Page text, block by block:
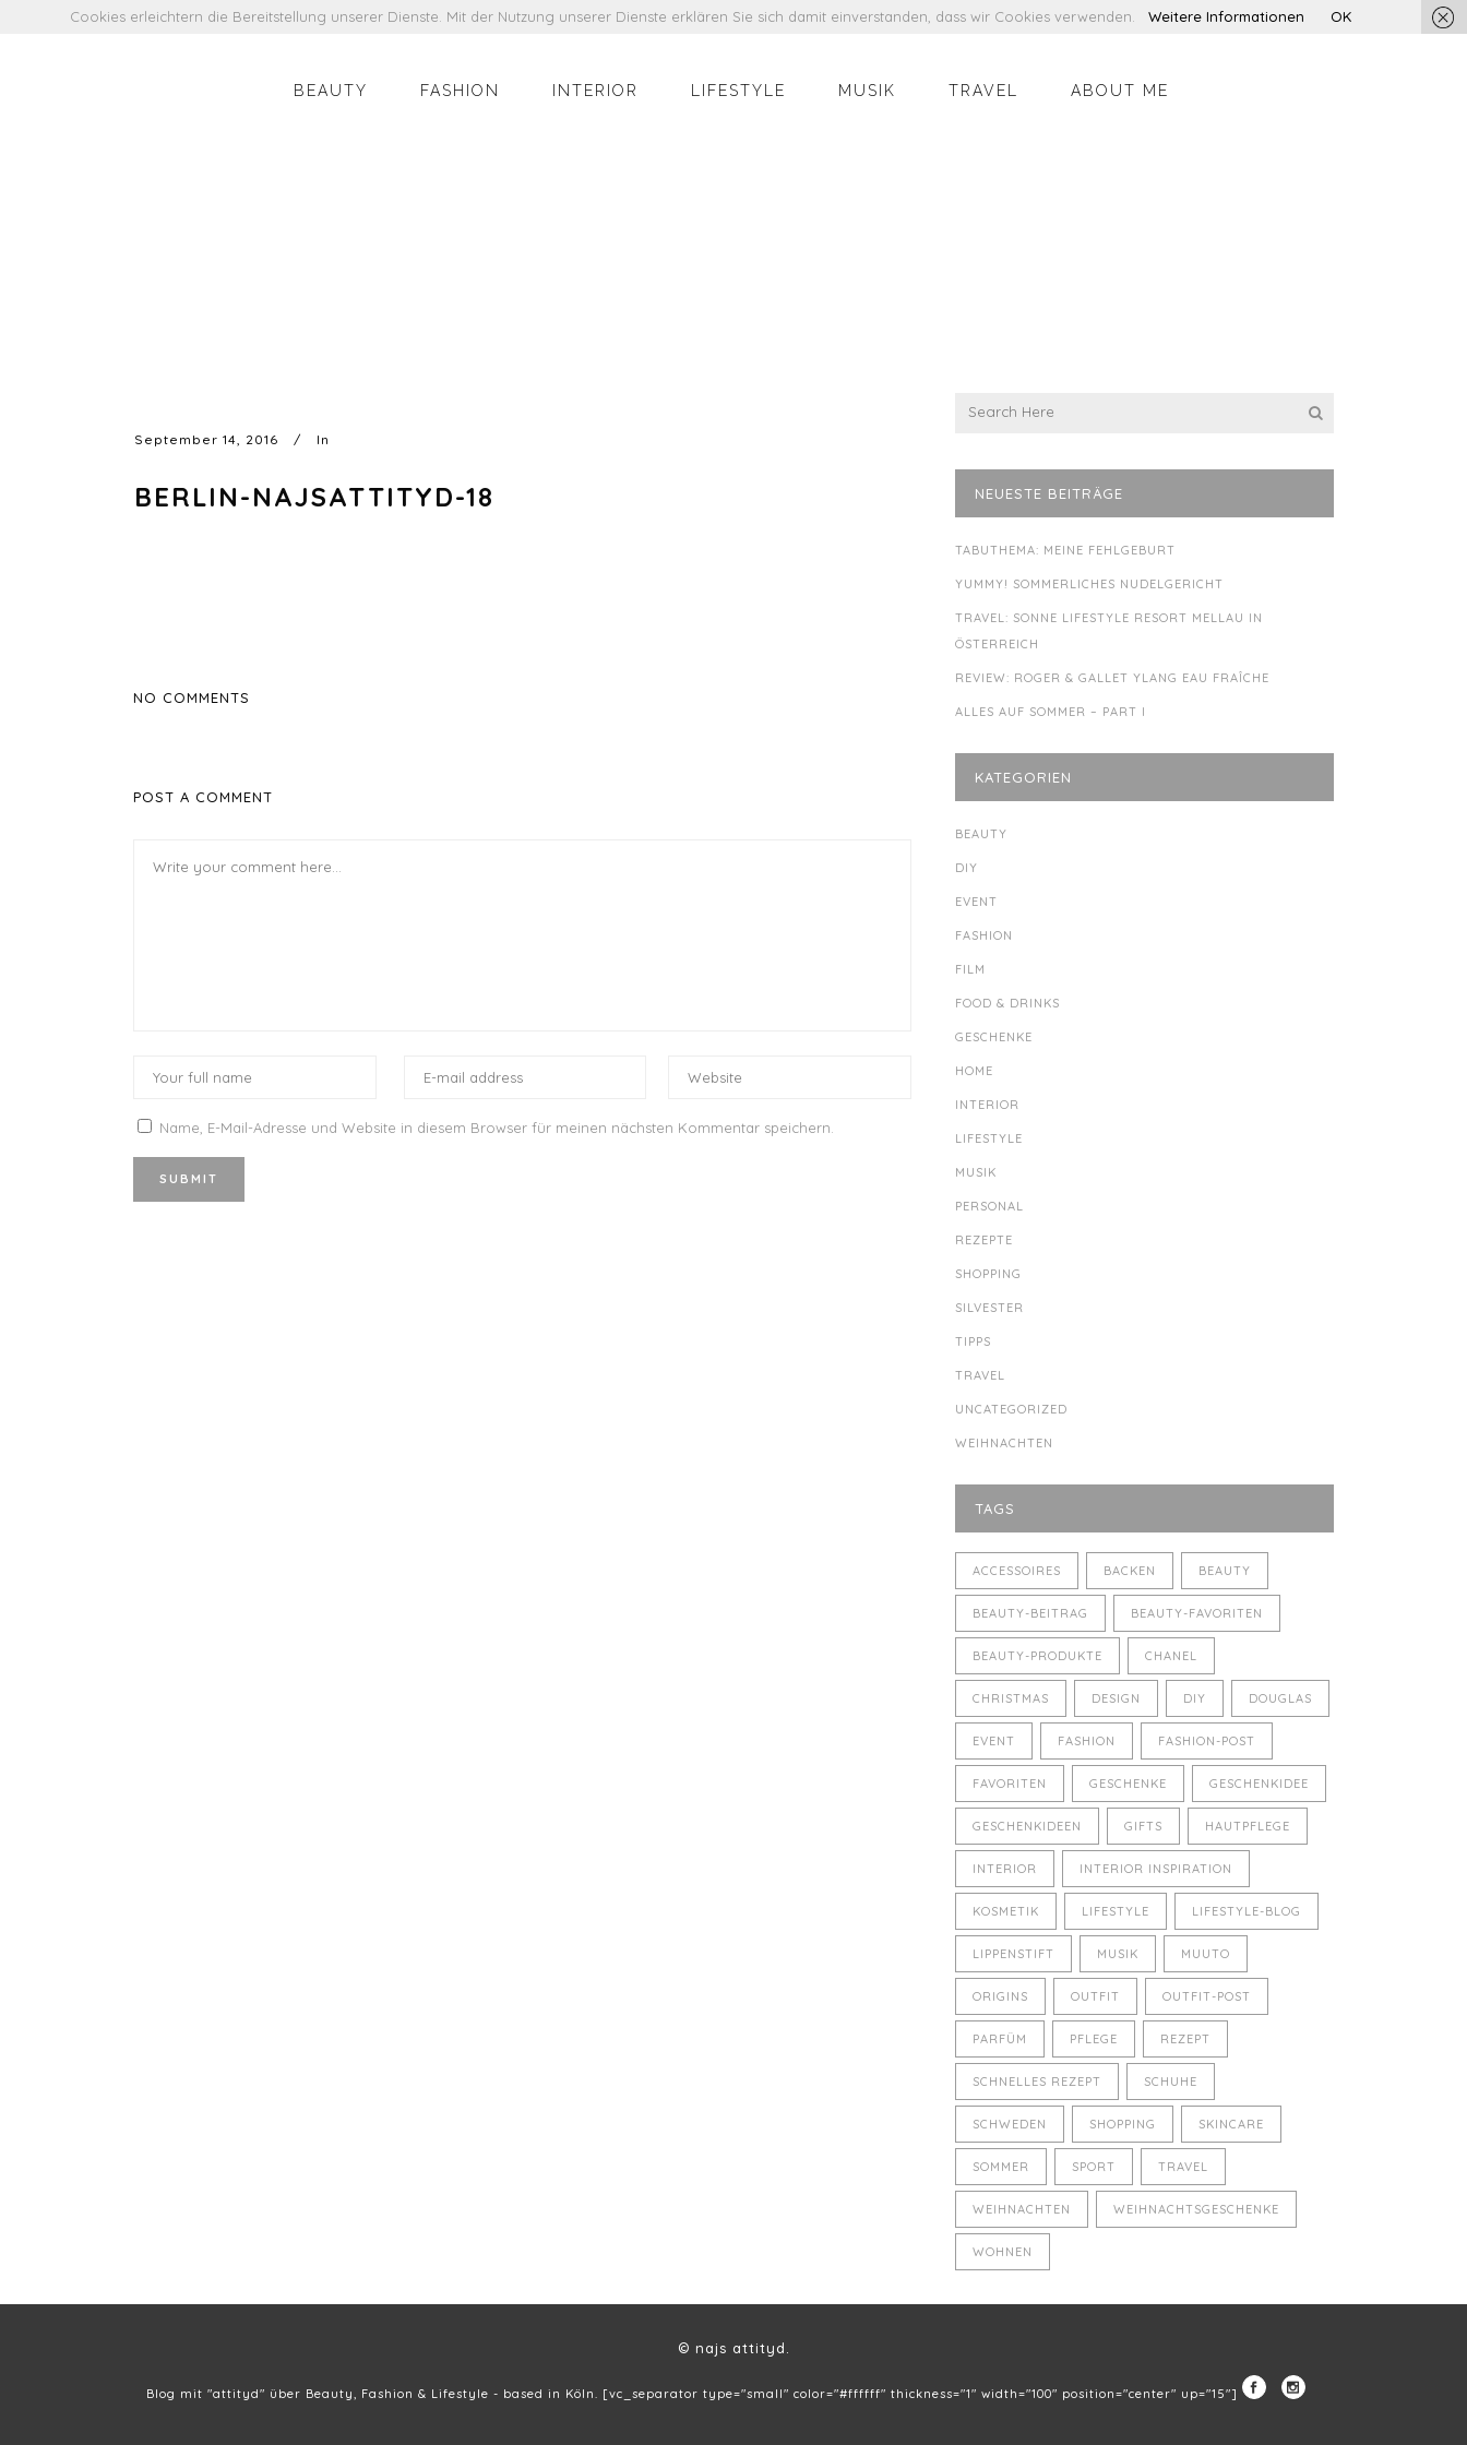
BEAUTY FASHION INTERIOR LIFESTYLE MUSIK TRAVEL ABOUT ME
September 14, 2016 In
BERLIN-NAJSATTITYD-18
NO COMMENTS
POST A COMMENT
Name, E-Mail-Adresse und Website in diesem Browser für meinen nächsten Kommentar speichern.
NEUESTE BEITRÄGE
TABUTHEMA: MEINE FEHLGEBURT
YUMMY! SOMMERLICHES NUDELGERICHT
TRAVEL: SONNE LIFESTYLE RESORT MELLAU IN
ÖSTERREICH
REVIEW: ROGER & GALLET YLANG EAU FRAÎCHE
ALLES AUF SOMMER – PART I
KATEGORIEN
BEAUTY
DIY
EVENT
FASHION
FILM
FOOD & DRINKS
GESCHENKE
HOME
INTERIOR
LIFESTYLE
MUSIK
PERSONAL
REZEPTE
SHOPPING
SILVESTER
TIPPS
TRAVEL
UNCATEGORIZED
WEIHNACHTEN
TAGS
ACCESSOIRES BACKEN BEAUTY
BEAUTY-BEITRAG BEAUTY-FAVORITEN
BEAUTY-PRODUKTE CHANEL
CHRISTMAS DESIGN DIY DOUGLAS
EVENT FASHION FASHION-POST
FAVORITEN GESCHENKE GESCHENKIDEE
GESCHENKIDEEN GIFTS HAUTPFLEGE
INTERIOR INTERIOR INSPIRATION
KOSMETIK LIFESTYLE LIFESTYLE-BLOG
LIPPENSTIFT MUSIK MUUTO
ORIGINS OUTFIT OUTFIT-POST
PARFÜM PFLEGE REZEPT
SCHNELLES REZEPT SCHUHE
SCHWEDEN SHOPPING SKINCARE
SOMMER SPORT TRAVEL
WEIHNACHTEN WEIHNACHTSGESCHENKE
WOHNEN
© najs attityd.
Blog mit "attityd" über Beauty, Fashion & Lifestyle - based in Köln. [vc_separator type="small" color="#ffffff" thickness="1" width="100" position="center" up="15"]
Cookies erleichtern die Bereitstellung unserer Dienste. Mit der Nutzung unserer Dienste erklären Sie sich damit einverstanden, dass wir Cookies verwenden. Weitere Informationen OK